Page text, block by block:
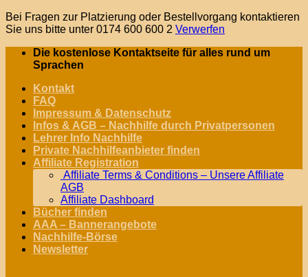
Bei Fragen zur Platzierung oder Bestellvorgang kontaktieren
Sie uns bitte unter 0174 600 600 2 Verwerfen
Zum
Die kostenlose Kontaktseite für alles rund um
Sprachen
Kontakt
FAQ
Impressum & Datenschutz
Infos & AGB – Nachhilfe durch Privatpersonen
Lehrer Info Nachhilfe
Private Nachhilfeanbieter finden
Affiliate Registration
Affiliate Terms & Conditions – Unsere Affiliate
AGB
Affiliate Dashboard
Bücher finden
AAA – Bannerangebote
Nachhilfe-Börse
Newsletter